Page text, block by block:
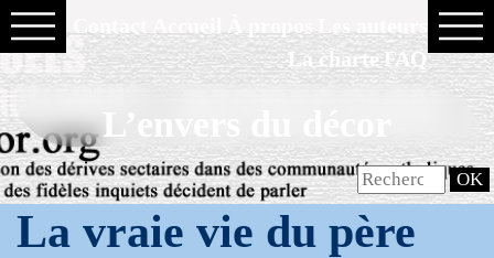
La charte FAQ
L’envers du décor
La vraie vie du père